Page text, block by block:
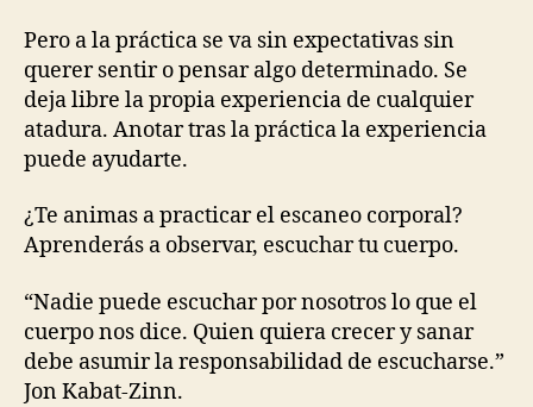
Pero a la práctica se va sin expectativas sin
querer sentir o pensar algo determinado. Se
deja libre la propia experiencia de cualquier
atadura. Anotar tras la práctica la experiencia
puede ayudarte.
¿Te animas a practicar el escaneo corporal?
Aprenderás a observar, escuchar tu cuerpo.
“Nadie puede escuchar por nosotros lo que el
cuerpo nos dice. Quien quiera crecer y sanar
debe asumir la responsabilidad de escucharse.”
Jon Kabat-Zinn.